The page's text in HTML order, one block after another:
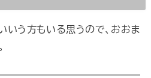
いう方もいる思うので、おおま